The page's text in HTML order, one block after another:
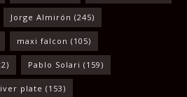
Jorge Almirón (245)
maxi falcon (105)
Pablo Solari (159)
plate (153)